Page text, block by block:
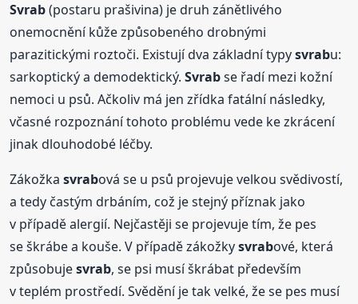
Svrab(postaru prašivina) je druh zánětlivého
onemocnění kůže způsobeného drobnými
parazitickými roztoči. Existují dva základní typysvrabu:
sarkoptický a demodektický.Svrabse řadí mezi kožní
nemoci u psů. Ačkoliv má jen zřídka fatální následky,
včasné rozpoznání tohoto problému vede ke zkrácení
jinak dlouhodobé léčby.
Zákožkasvrabová se u psů projevuje velkou svědivostí,
a tedy častým drbáním, což je stejný příznak jako
v případě alergií. Nejčastěji se projevuje tím, že pes
se škrábe a kouše. V případě zákožkysvrabové, která
způsobujesvrab, se psi musí škrábat především
v teplém prostředí. Svědění je tak velké, že se pes musí